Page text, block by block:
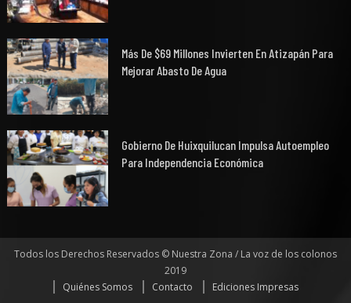
Más De $69 Millones Invierten En Atizapán Para
Mejorar Abasto De Agua
Gobierno De Huixquilucan Impulsa Autoempleo
Para Independencia Económica
Todos los Derechos Reservados © Nuestra Zona / La voz de los colonos
2019
Quiénes Somos
Contacto Ediciones Impresas